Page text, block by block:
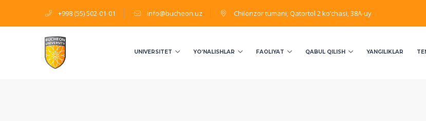
+998 (55) 502-01-01 info@bucheon.uz Chilonzor tumani, Qatortol 2 ko’chasi, 38A-uy
UNIVERSITET YO’NALISHLAR FAOLIYAT QABUL QILISH YANGILIKLAR